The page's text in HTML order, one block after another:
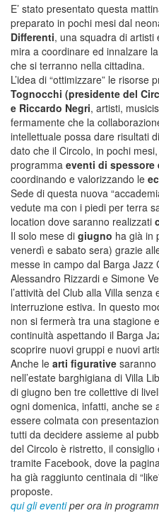
E’ stato presentato questa
preparato in pochi mesi dal
Differenti, una squadra di artisti
mira a coordinare ed innalzare
che si terranno nella cittadina.
L’idea di “ottimizzare” le risorse
Tognocchi (presidente del
e Riccardo Negri, artisti,
fermamente che la
intellettuale possa dare risultati
dato che il Circolo, in pochi
programma eventi di
coordinando e valorizzando le
Sede di questa nuova
vedute ma con i piedi per terra
location dove saranno realizzati
Il solo mese di giugno ha già in
venerdì e sabato sera) grazie
messe in campo dal Barga Jazz
Alessandro Rizzardi e Simone
l’attività del Club alla Villa senza
interruzione estiva. In questo
non si fermerà tra una stagione
continuità aspettando il Barga
scoprire nuovi gruppi e nuovi
Anche le arti figurative
nell’estate barghigiana di Villa
di giugno ben tre collettive di
ogni domenica, infatti, anche se
essere colmata con
tutti da decidere assieme al
del Circolo è ristretto, il
tramite Facebook, dove la
ha già raggiunto centinaia di
proposte.
qui gli eventiper ora in